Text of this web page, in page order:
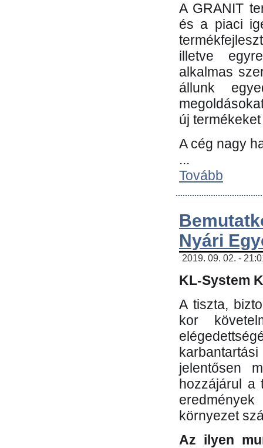
A GRANIT
és a piaci
illetve
alkalmas
állunk
új
A cég nagy
...
Tovább
Nyári
2019. 09. 02. -
KL-System
A tiszta,
kor
jelentősen
hozzájárul a
környezet
Az ilyen